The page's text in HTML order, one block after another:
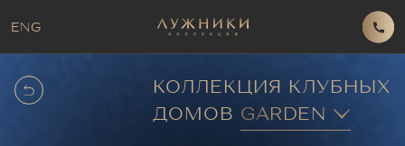
ENG
КОЛЛЕКЦИЯ КЛУБНЫХ
ДОМОВ GARDEN